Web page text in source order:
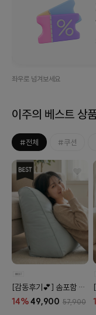
좌우로 넘겨보세요
이주의 베스트 상
#전체 #쿠션
[감동후기💕] 솜포함 라운드 탄탄 프리미엄 등쿠션 (26color)
14%49,900 57,900